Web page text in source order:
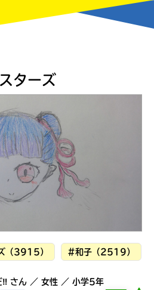
読みたい本が
ターズ
（3915） #和子（2519）
‼ さん ／ 女性 ／ 小学5年